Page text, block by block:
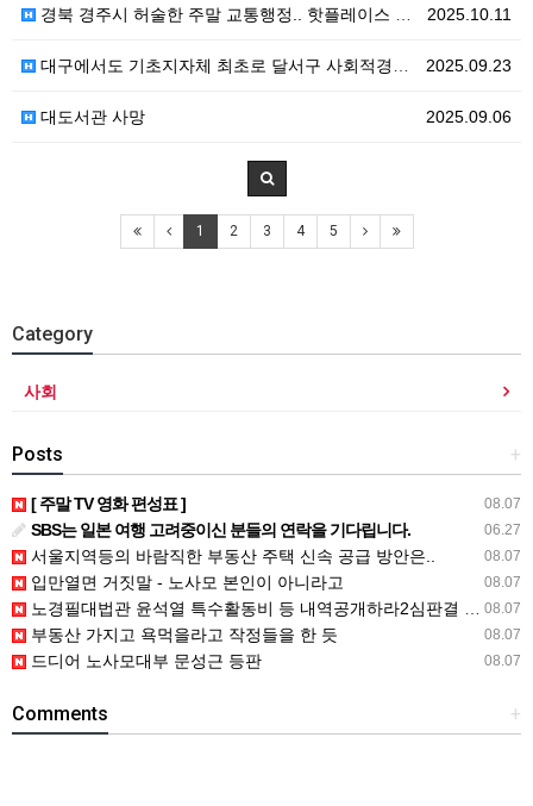
2025.10.11
경북 경주시 허술한 주말 교통행정.. 핫플레이스 관광객…
2025.09.23
대구에서도 기초지자체 최초로 달서구 사회적경제지원센터가…
2025.09.06
대도서관 사망
1 2 3 4 5
Category
사회
+
Posts
08.07
[ 주말 TV 영화 편성표 ]
06.27
SBS는 일본 여행 고려중이신 분들의 연락을 기다립니다.
08.07
서울지역등의 바람직한 부동산 주택 신속 공급 방안은..
08.07
입만열면 거짓말 - 노사모 본인이 아니라고
08.07
노경필대법관 윤석열 특수활동비 등 내역공개하라2심판결 파기환송
08.07
부동산 가지고 욕먹을라고 작정들을 한 듯
08.07
드디어 노사모대부 문성근 등판
+
Comments